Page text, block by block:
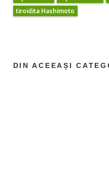
tiroidita Hashimoto